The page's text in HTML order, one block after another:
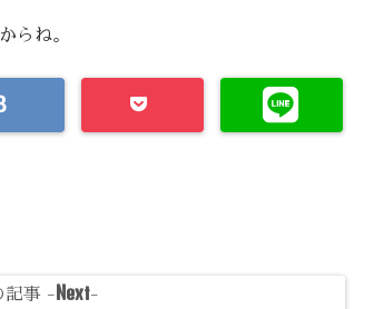
らね。
記事 -Next-